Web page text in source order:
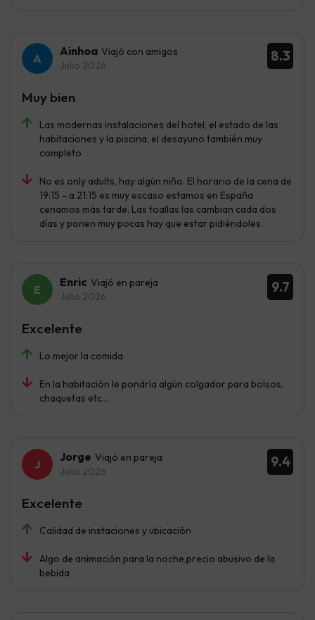
8.3
Ainhoa Viajó con amigos
Julio 2026
Las modernas instalaciones del hotel, el estado de las
habitaciones y la piscina, el desayuno también muy
completo
No es only adults, hay algún niño. El horario de la cena de
19:15 - a 21:15 es muy escaso estamos en España
cenamos más tarde. Las toallas las cambian cada dos
días y ponen muy pocas hay que estar pidiéndoles.
Muy bien
9.7
Enric Viajó en pareja
Julio 2026
Lo mejor la comida
En la habitación le pondría algún colgador para bolsos,
chaquetas etc…
Excelente
9.4
Jorge Viajó en pareja
Julio 2026
Calidad de instaciones y ubicación
Algo de animación,para la noche,precio abusivo de la
bebida
Excelente